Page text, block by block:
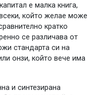
е малка книга,
който желае може
кратко
се различава от
стандарта си на
онзи, който вече има
и синтезирана